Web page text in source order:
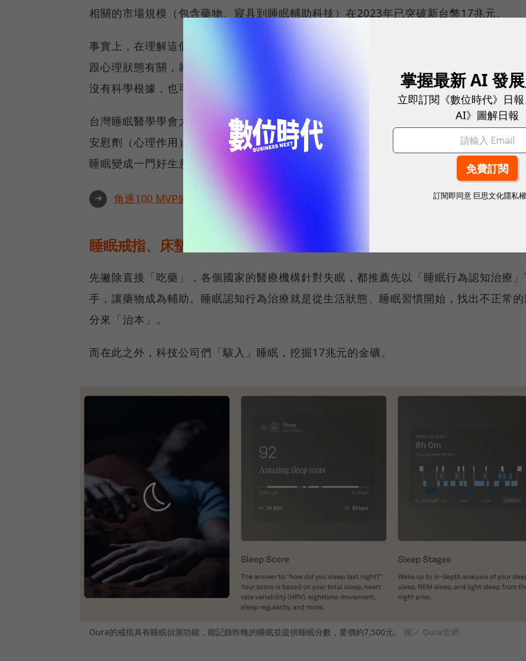
相關的市場規模（包含藥物、寢具到睡眠輔助科技）在2023年已突破新台幣17兆元。
事實上，在理解這個商機前，必須知道睡眠不只關乎身體，也跟心理狀態有緊密的關係。
跟心理狀態有關，就會關係到主觀的「有感、無感」。簡單來說，只要心裡覺得有效，就
沒有科學根據，也可能因為心理效果而真的發揮效用。
台灣睡眠醫學學會大眾教育委員會委員、長期推廣睡眠認知行為治療的蔡宇哲就說，「只
安慰劑（心理作用）曾經有效過，失眠的人就會一直去尋找下個有機會改善睡眠的東西。
睡眠變成一門好生意。」
➜ 角逐100 MVP盛典雙重榮耀！國際品牌X經理人特別肯定，展現AI時代最具潛力的核心價
睡眠戒指、床墊界特斯拉⋯⋯睡眠輔助科技挖掘17兆元的金礦！
先撇除直接「吃藥」，各個國家的醫療機構針對失眠，都推薦先以「睡眠行為認知治療」
手，讓藥物成為輔助。睡眠認知行為治療就是從生活狀態、睡眠習慣開始，找出不正常的
分來「治本」。
而在此之外，科技公司們「駭入」睡眠，挖掘17兆元的金礦。
Oura的戒指具有睡眠偵測功能，能記錄昨晚的睡眠並提供睡眠分數，要價約7,500元。 圖／ Oura官網
掌握最新 AI 發展
立即訂閱《數位時代》日
AI》圖解日報
訂閱即同意 巨思文化隱私